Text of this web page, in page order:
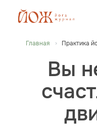
Главная Практика
Вы